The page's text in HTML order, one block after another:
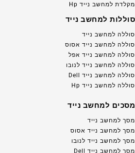
מקלדת למחשב נייד Hp
סוללות למחשב נייד
סוללה למחשב נייד
סוללה למחשב נייד אסוס
סוללה למחשב נייד אפל
סוללה למחשב נייד לנובו
סוללה למחשב נייד Dell
סוללה למחשב נייד Hp
מסכים למחשב נייד
מסך למחשב נייד
מסך למחשב נייד אסוס
מסך למחשב נייד לנובו
מסך למחשב נייד Dell